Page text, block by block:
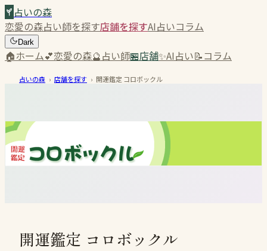
占いの森
恋愛の森占い師を探す店舗を探すAI占いコラム
Dark
🏠ホーム💕恋愛の森🔮占い師🏪店舗✨AI占い📝コラム
占いの森 › 店舗を探す › 開運鑑定 コロボックル
開運鑑定 コロボックル